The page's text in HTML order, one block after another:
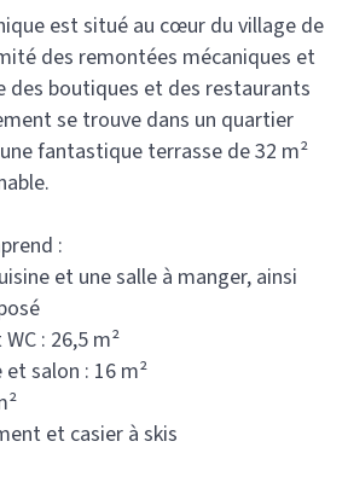
est situé au cœur du village de
des remontées mécaniques et
des boutiques et des restaurants
se trouve dans un quartier
fantastique terrasse de 32 m²
:
et une salle à manger, ainsi
: 26,5 m²
salon : 16 m²
et casier à skis